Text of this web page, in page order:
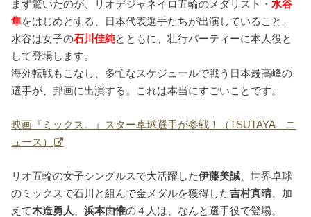
まず驚いたのが、リオデジャネイロ五輪のメダリスト・水谷
隼をはじめとする、日本代表選手たちが出演していること。
水谷は女子の石川佳純とともに、壮行パーティーに本人役と
して登場します。
海外転戦もこなし、多忙なスケジュールで戦う日本最高峰の
選手が、邦画に出演する。これは本当にすごいことです。
映画『ミックス。』スター卓球選手が参戦！（TSUTAYA ニ
ュース）
リオ五輪の女子シングルスで大活躍した伊藤美誠 、世界卓球
のミックスで石川と組んで金メダルを獲得した吉村真晴 、加
えて木造勇人 、浜本由惟の４人は、なんと選手役で登場。